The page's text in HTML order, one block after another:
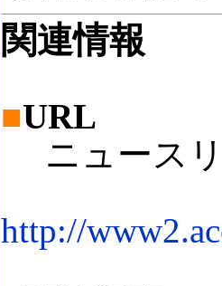
関連情報
■URL
ニュース
http://